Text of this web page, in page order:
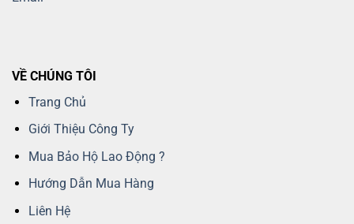
VỀ CHÚNG TÔI
Trang Chủ
Giới Thiệu Công Ty
Mua Bảo Hộ Lao Động ?
Hướng Dẫn Mua Hàng
Liên Hệ